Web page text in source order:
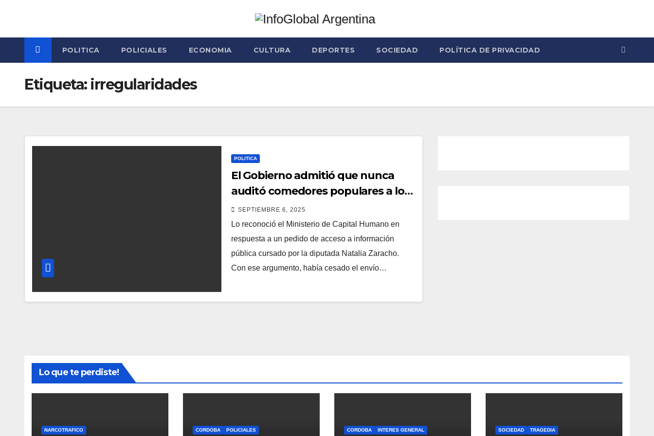
content
POLITICA POLICIALES ECONOMIA CULTURA DEPORTES SOCIEDAD POLÍTICA DE PRIVACIDAD
Etiqueta: irregularidades
POLITICA
El Gobierno admitió que nunca
auditó comedores populares a los
que cortó asistencia alimentaria
por presuntas irregularidades
SEPTIEMBRE 6, 2025
Lo reconoció el Ministerio de Capital Humano en
respuesta a un pedido de acceso a información
pública cursado por la diputada Natalia Zaracho.
Con ese argumento, había cesado el envío…
Lo que te perdiste!
NARCOTRAFICO CORDOBA POLICIALES CORDOBA INTERES GENERAL SOCIEDAD TRAGEDIA